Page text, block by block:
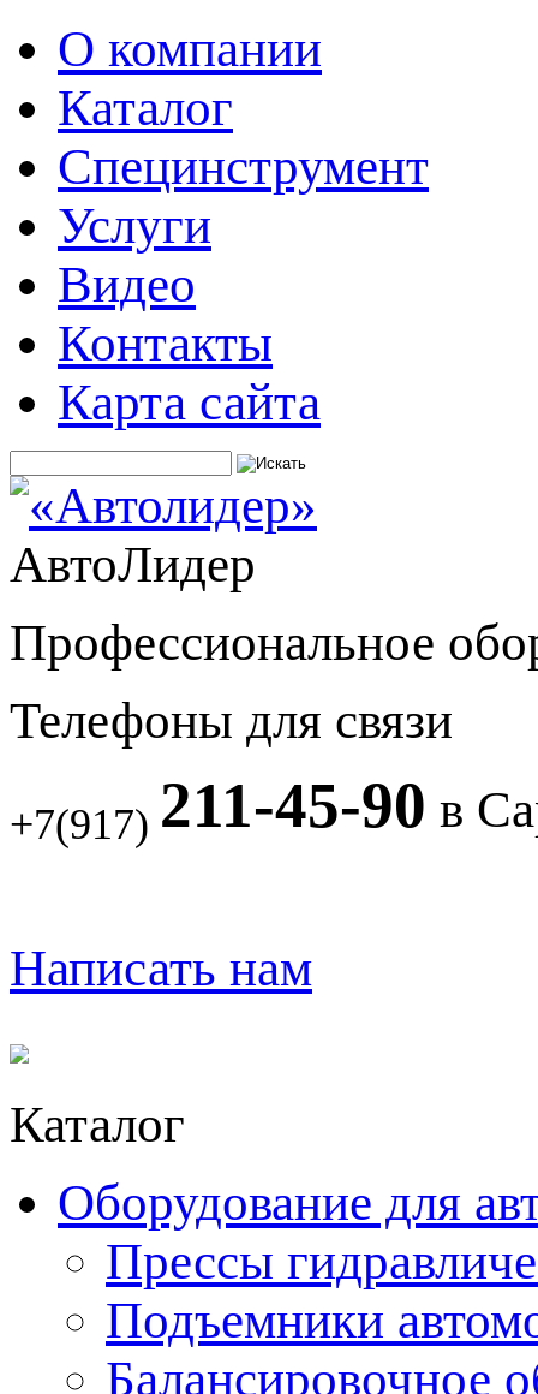
О компании
Каталог
Специнструмент
Услуги
Видео
Контакты
Карта сайта
АвтоЛидер
Профессиональное
Телефоны для связи
+7(917) 211-45-90 в
Написать нам
Каталог
Оборудование для
Прессы
Подъемники
Балансировочное